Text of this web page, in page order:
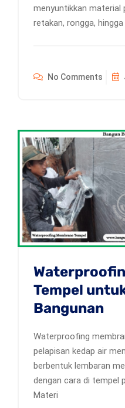
menyuntikkan material
retakan, rongga,
No Comments
Tempel
Bangunan
Waterproofing
pelapisan kedap air
berbentuk lembaran
dengan cara di tempel
Materi